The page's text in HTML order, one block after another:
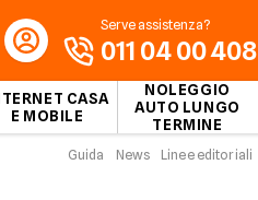
CASA
E MOBILE
NOLEGGIO
AUTO LUNGO
TERMINE
Serve assistenza?
011 04 00 408
Guida News Linee editoriali